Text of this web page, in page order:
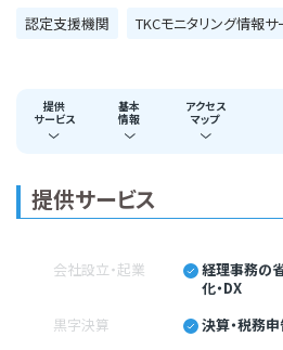
認定支援機関
TKCモニタリング情報
提供
サービス
基本
情報
アクセス
マップ
提供サービス
会社設立・起業
経理事務の
化・DX
黒字決算 決算・税務